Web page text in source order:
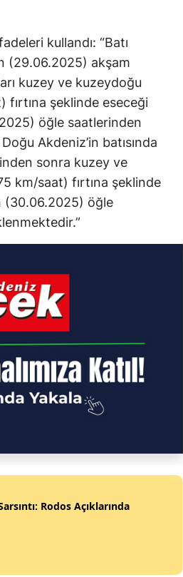
kullandı: “Batı
(29.06.2025) akşam
kuzey ve kuzeydoğu
şeklinde eseceği
öğle saatlerinden
Akdeniz’in batısında
sonra kuzey ve
km/saat) fırtına şeklinde
(30.06.2025) öğle
Rodos Açıklarında